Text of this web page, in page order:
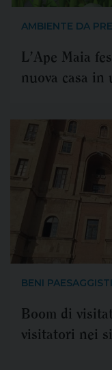
AMBIENTE DA
L’Ape Maia
nuova casa in
BENI
Boom di
visitatori nei